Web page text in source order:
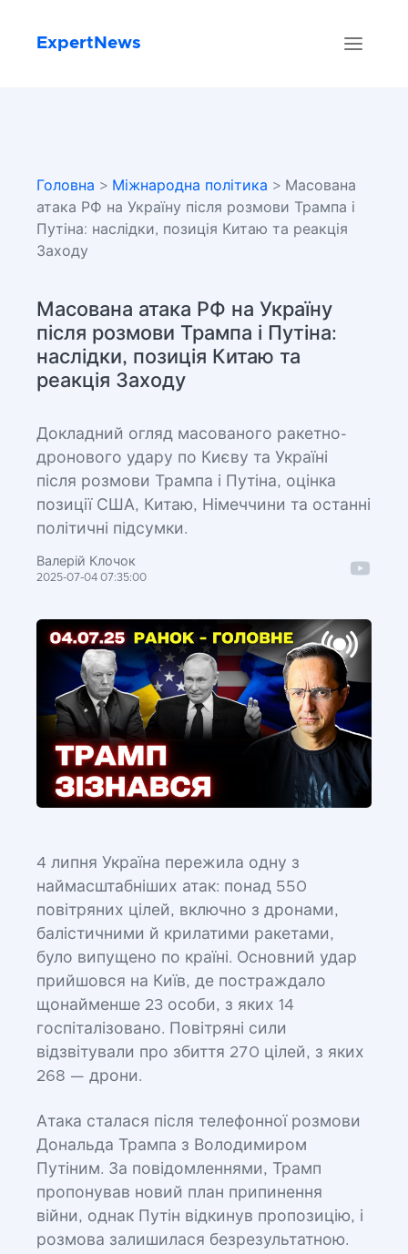
ExpertNews
Головна > Міжнародна політика > Масована
атака РФ на Україну після розмови Трампа і
Путіна: наслідки, позиція Китаю та реакція
Заходу
Масована атака РФ на Україну
після розмови Трампа і Путіна:
наслідки, позиція Китаю та
реакція Заходу
Докладний огляд масованого ракетно-
дронового удару по Києву та Україні
після розмови Трампа і Путіна, оцінка
позиції США, Китаю, Німеччини та останні
політичні підсумки.
Валерій Клочок
2025-07-04 07:35:00
4 липня Україна пережила одну з
наймасштабніших атак: понад 550
повітряних цілей, включно з дронами,
балістичними й крилатими ракетами,
було випущено по країні. Основний удар
прийшовся на Київ, де постраждало
щонайменше 23 особи, з яких 14
госпіталізовано. Повітряні сили
відзвітували про збиття 270 цілей, з яких
268 — дрони.
Атака сталася після телефонної розмови
Дональда Трампа з Володимиром
Путіним. За повідомленнями, Трамп
пропонував новий план припинення
війни, однак Путін відкинув пропозицію, і
розмова залишилася безрезультатною.